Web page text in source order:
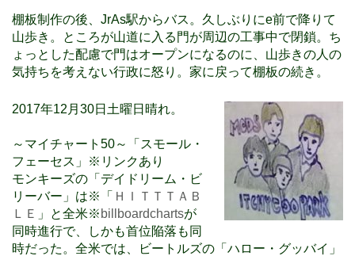
棚板制作の後、JrAs駅からバス。久しぶりにe前で降りて
山歩き。ところが山道に入る門が周辺の工事中で閉鎖。ち
ょっとした配慮で門はオープンになるのに、山歩きの人の
気持ちを考えない行政に怒り。家に戻って棚板の続き。
2017年12月30日土曜日晴れ。
～マイチャート50～「スモール・
フェーセス」※リンクあり
モンキーズの「デイドリーム・ビ
リーバー」は※「 ＨＩＴＴＴＡＢ
ＬＥ 」と全米※ billboardchartsが
同時進行で、しかも首位陥落も同
時だった。全米では、ビートルズの「ハロー・グッバイ」